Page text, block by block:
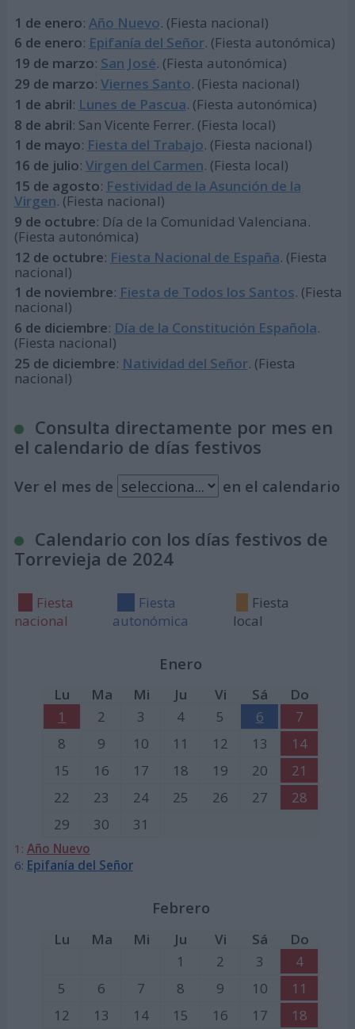
1 de enero: Año Nuevo. (Fiesta nacional)
6 de enero: Epifanía del Señor. (Fiesta autonómica)
19 de marzo: San José. (Fiesta autonómica)
29 de marzo: Viernes Santo. (Fiesta nacional)
1 de abril: Lunes de Pascua. (Fiesta autonómica)
8 de abril: San Vicente Ferrer. (Fiesta local)
1 de mayo: Fiesta del Trabajo. (Fiesta nacional)
16 de julio: Virgen del Carmen. (Fiesta local)
15 de agosto: Festividad de la Asunción de la
Virgen. (Fiesta nacional)
9 de octubre: Día de la Comunidad Valenciana.
(Fiesta autonómica)
12 de octubre: Fiesta Nacional de España. (Fiesta
nacional)
1 de noviembre: Fiesta de Todos los Santos. (Fiesta
nacional)
6 de diciembre: Día de la Constitución Española.
(Fiesta nacional)
25 de diciembre: Natividad del Señor. (Fiesta
nacional)
Consulta directamente por mes en
el calendario de días festivos
Ver el mes de en el calendario
Calendario con los días festivos de
Torrevieja de 2024
Fiesta
nacional
Fiesta
autonómica
Fiesta
local
Enero
Lu Ma Mi Ju Vi Sá
Do
1
2 3 4 5 6
7
8
9 10 11 12 13
14
15
16 17 18 19 20
21
22
23 24 25 26 27
28
29
30 31
1: Año Nuevo
6: Epifanía del Señor
Febrero
Lu Ma Mi Ju Vi Sá
Do
1
2 3
4
5
6 7 8 9 10
11
12
13 14 15 16 17
18